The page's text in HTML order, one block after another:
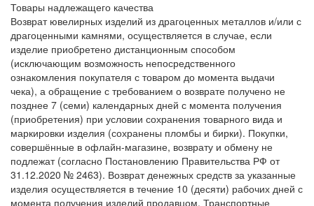
Товары надлежащего качества
Возврат ювелирных изделий из драгоценных металлов и/или с
драгоценными камнями, осуществляется в случае, если
изделие приобретено дистанционным способом
(исключающим возможность непосредственного
ознакомления покупателя с товаром до момента выдачи
чека), а обращение с требованием о возврате получено не
позднее 7 (семи) календарных дней с момента получения
(приобретения) при условии сохранения товарного вида и
маркировки изделия (сохранены пломбы и бирки). Покупки,
совершённые в офлайн-магазине, возврату и обмену не
подлежат (согласно Постановлению Правительства РФ от
31.12.2020 № 2463). Возврат денежных средств за указанные
изделия осуществляется в течение 10 (десяти) рабочих дней с
момента получения изделий продавцом. Транспортные